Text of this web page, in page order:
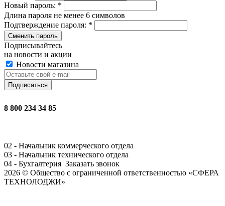
Новый пароль: *
Длина пароля не менее 6 символов
Подтверждение пароля: *
Сменить пароль
Подписывайтесь
на новости и акции
Новости магазина
8 800 234 34 85
02 - Начальник коммерческого отдела
03 - Начальник технического отдела
04 - Бухгалтерия Заказать звонок
2026 © Общество с ограниченной ответственностью «СФЕРА
ТЕХНОЛОДЖИ»